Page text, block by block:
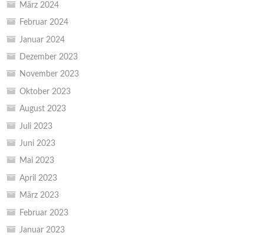
März 2024
Februar 2024
Januar 2024
Dezember 2023
November 2023
Oktober 2023
August 2023
Juli 2023
Juni 2023
Mai 2023
April 2023
März 2023
Februar 2023
Januar 2023